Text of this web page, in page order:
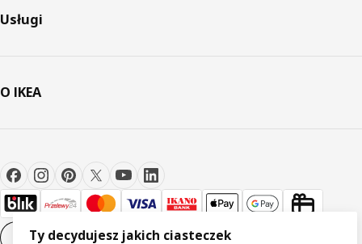
Usługi
O IKEA
Ustawienia plików cookie PL
Ty decydujesz jakich ciasteczek